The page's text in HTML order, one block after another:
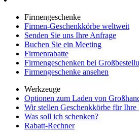
Firmengeschenke
Firmen-Geschenkkörbe weltweit
Senden Sie uns Ihre Anfrage
Buchen Sie ein Meeting
Firmenrabatte
Firmengeschenken bei
Firmengeschenke ansehen
Werkzeuge
Optionen zum Laden von
Wir stellen Geschenkkörbe für Ihre
Was soll ich schenken?
Rabatt-Rechner